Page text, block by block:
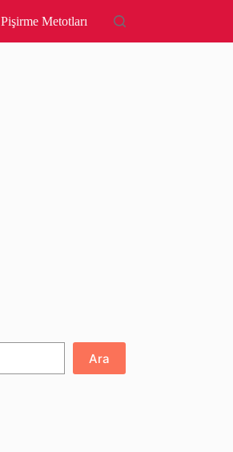
Pişirme Metotları
Ara